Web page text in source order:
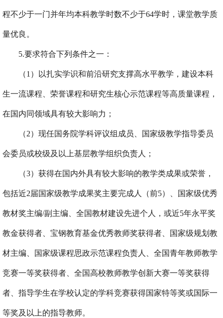
程不少于一门并年均本科教学时数不少于64学时，课堂教学质
量优良。
5.要求符合下列条件之一：
（1）以扎实学识和前沿研究支撑高水平教学，建设本科
生一流课程、荣誉课程和研究生核心示范课程等高质量课程，
在国内同领域具有较大影响力；
（2） 现任国务院学科评议组成员、国家级教学指导委员
会委员或校级及以上基层教学组织负责人；
（3）获得在国内外具有较大影响的教学类成果或荣誉，
包括近2届国家级教学成果奖主要完成人（前5）、国家级优秀
教材奖主编/副主编、 全国教材建设先进个人 ，或近5年永平奖
教金获得者、宝钢教育基金优秀教师奖获得者、国家级规划教
材主编、国家级课程思政示范课程负责人 全国青年教师教学
竞赛一等奖获得者 全国高校教师教学创新大赛一等奖获得
者、指导学生在学校认定的学科竞赛获得国家特等奖或国际一
等奖及以上的指导教师。